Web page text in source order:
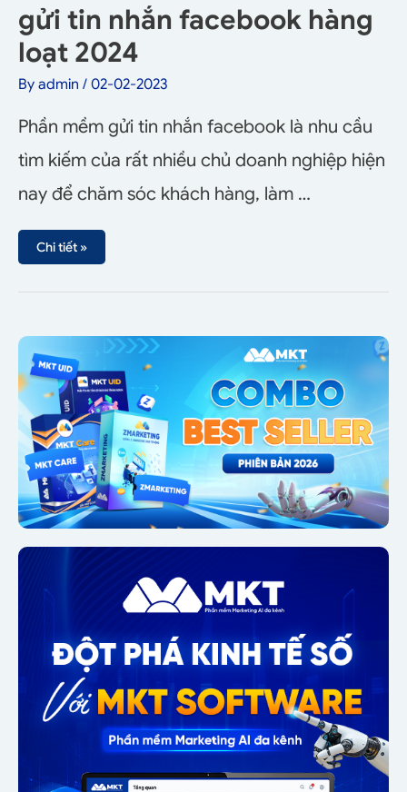
gửi tin nhắn facebook hàng
loạt 2024
By admin / 02-02-2023
Phần mềm gửi tin nhắn facebook là nhu cầu
tìm kiếm của rất nhiều chủ doanh nghiệp hiện
nay để chăm sóc khách hàng, làm …
Chi tiết »